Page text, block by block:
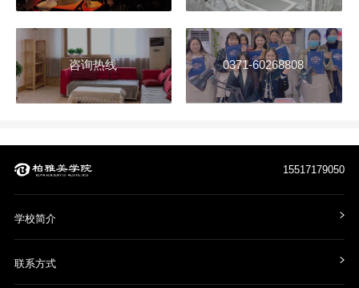
咨询热线 0371-60268808
15517179050
学校简介
联系方式